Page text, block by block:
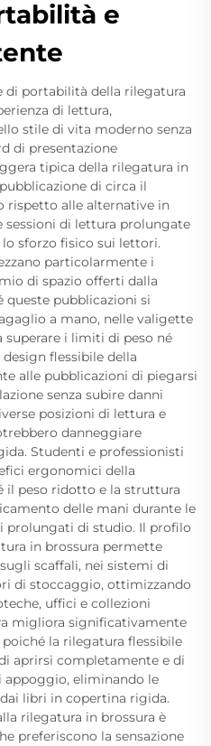
e
di portabilità della rilegatura
di lettura,
stile di vita moderno senza
di presentazione
tipica della rilegatura in
di circa il
rispetto alle alternative in
sessioni di lettura prolungate
sforzo fisico sui lettori.
particolarmente i
di spazio offerti dalla
queste pubblicazioni si
a mano, nelle valigette
superare i limiti di peso né
flessibile della
alle pubblicazioni di piegarsi
senza subire danni
posizioni di lettura e
danneggiare
Studenti e professionisti
ergonomici della
il peso ridotto e la struttura
delle mani durante le
prolungati di studio. Il profilo
in brossura permette
scaffali, nei sistemi di
di stoccaggio, ottimizzando
uffici e collezioni
migliora significativamente
la rilegatura flessibile
aprirsi completamente e di
appoggio, eliminando le
libri in copertina rigida.
rilegatura in brossura è
preferiscono la sensazione